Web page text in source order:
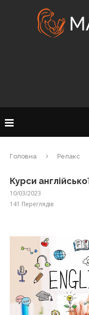
Головна Релакс
Курси
10/03/2023
141 Переглядів